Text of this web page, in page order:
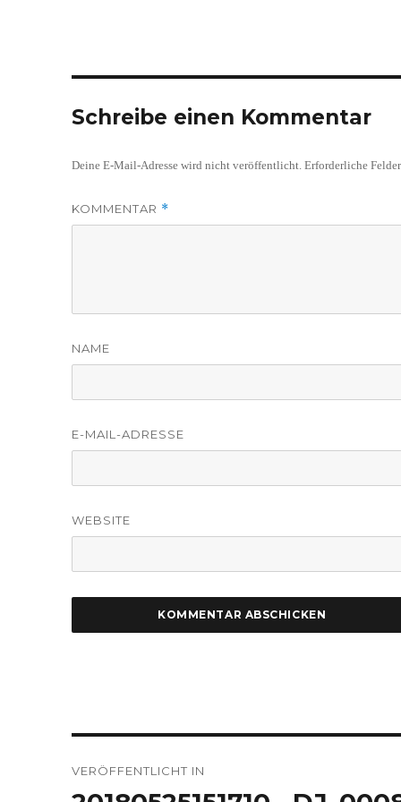
Schreibe einen Kommentar
Deine E-Mail-Adresse wird nicht veröffentlicht. Erforderliche
KOMMENTAR *
NAME
E-MAIL-ADRESSE
WEBSITE
VERÖFFENTLICHT IN